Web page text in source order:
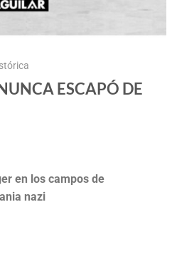
ESCAPÓ DE
en los campos de
nazi